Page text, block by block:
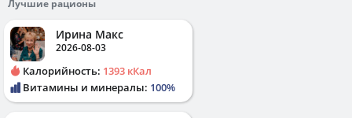
Лучшие рационы
Ирина Макс
2026-08-03
Калорийность: 1393 кКал
Витамины и минералы: 100%